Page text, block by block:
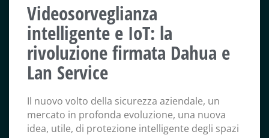
Videosorveglianza
intelligente e IoT: la
rivoluzione firmata Dahua e
Lan Service
Il nuovo volto della sicurezza aziendale, un
mercato in profonda evoluzione, una nuova
idea, utile, di protezione intelligente degli spazi